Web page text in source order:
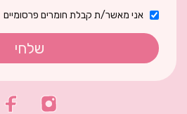
אני מאשר/ת קבלת חומרים פרסומיים
שלחי